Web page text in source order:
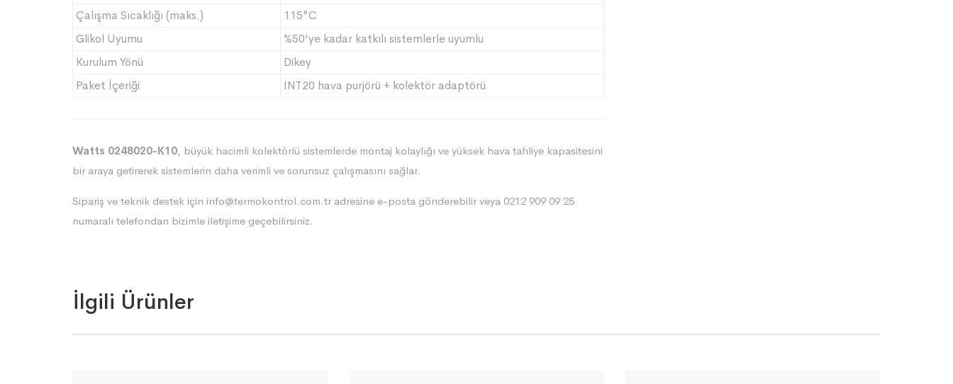
Çalışma Sıcaklığı (maks.)
115°C
Glikol Uyumu
%50’ye kadar katkılı sistemlerle uyumlu
Kurulum Yönü
Dikey
Paket İçeriği
INT20 hava purjörü + kolektör adaptörü
Watts 0248020-K10, büyük hacimli kolektörlü sistemlerde montaj kolaylığı ve yüksek hava tahliye kapasitesini
bir araya getirerek sistemlerin daha verimli ve sorunsuz çalışmasını sağlar.
Sipariş ve teknik destek için info@termokontrol.com.tradresine e-posta gönderebilir veya 0212 909 09 25
numaralı telefondan bizimle iletişime geçebilirsiniz.
İlgili Ürünler